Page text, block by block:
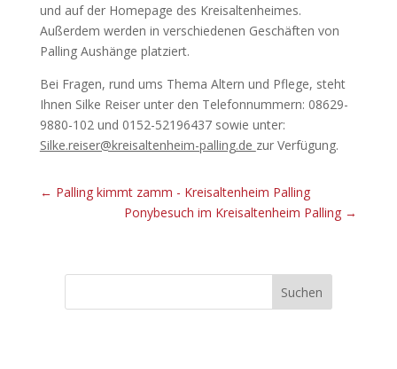
und auf der Homepage des Kreisaltenheimes.
Außerdem werden in verschiedenen Geschäften von
Palling Aushänge platziert.
Bei Fragen, rund ums Thema Altern und Pflege, steht
Ihnen Silke Reiser unter den Telefonnummern: 08629-
9880-102 und 0152-52196437 sowie unter:
Silke.reiser@kreisaltenheim-palling.de zur Verfügung.
← Palling kimmt zamm - Kreisaltenheim Palling
Ponybesuch im Kreisaltenheim Palling →
Suchen